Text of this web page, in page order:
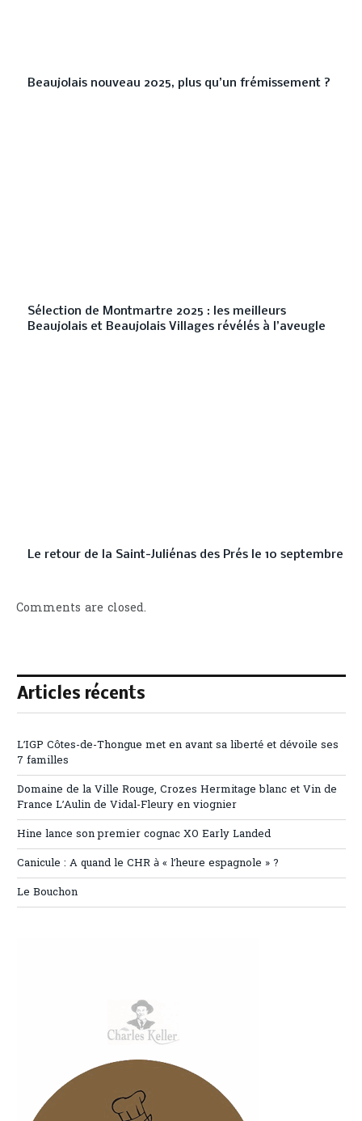
Beaujolais nouveau 2025, plus qu’un frémissement ?
Sélection de Montmartre 2025 : les meilleurs
Beaujolais et Beaujolais Villages révélés à l’aveugle
Le retour de la Saint-Juliénas des Prés le 10 septembre
Comments are closed.
Articles récents
L’IGP Côtes-de-Thongue met en avant sa liberté et dévoile ses
7 familles
Domaine de la Ville Rouge, Crozes Hermitage blanc et Vin de
France L’Aulin de Vidal-Fleury en viognier
Hine lance son premier cognac XO Early Landed
Canicule : A quand le CHR à « l’heure espagnole » ?
Le Bouchon